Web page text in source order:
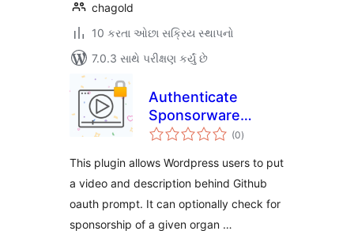
chagold
10 કરતા ઓછા સક્રિય સ્થાપનો
7.0.3 સાથે પરીક્ષણ કર્યું છે
Authenticate
Sponsorware
Videos via GitHub
(0કુલ
રેટિંગ્સ
)
This plugin allows Wordpress users to put
a video and description behind Github
oauth prompt. It can optionally check for
sponsorship of a given organ …